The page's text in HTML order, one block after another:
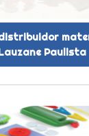
Paulista